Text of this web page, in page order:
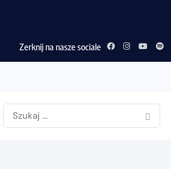
Zerknij na nasze sociale